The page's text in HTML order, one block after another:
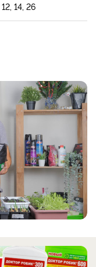
12, 14, 26